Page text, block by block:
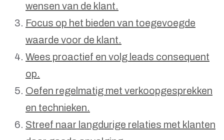
wensen van de klant.
Focus op het bieden van toegevoegde
waarde voor de klant.
Wees proactief en volg leads consequent
op.
Oefen regelmatig met verkoopgesprekken
en technieken.
Streef naar langdurige relaties met klanten